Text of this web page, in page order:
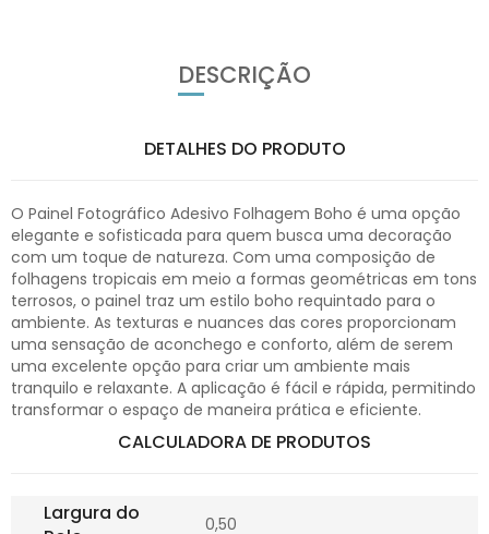
DESCRIÇÃO
DETALHES DO PRODUTO
O Painel Fotográfico Adesivo Folhagem Boho é uma opção
elegante e sofisticada para quem busca uma decoração
com um toque de natureza. Com uma composição de
folhagens tropicais em meio a formas geométricas em tons
terrosos, o painel traz um estilo boho requintado para o
ambiente. As texturas e nuances das cores proporcionam
uma sensação de aconchego e conforto, além de serem
uma excelente opção para criar um ambiente mais
tranquilo e relaxante. A aplicação é fácil e rápida, permitindo
transformar o espaço de maneira prática e eficiente.
CALCULADORA DE PRODUTOS
Largura do
0,50